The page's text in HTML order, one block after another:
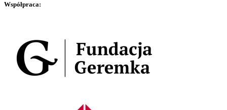
Współpraca: